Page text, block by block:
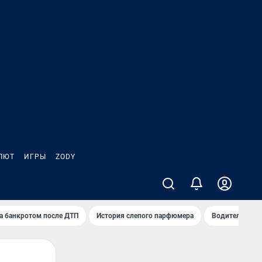
ИГРЫ ZODY
банкротом после ДТП История слепого парфюмера Водители